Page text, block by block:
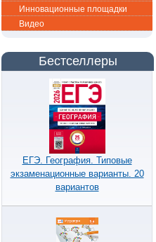
Инновационные площадки
Видео
Бестселлеры
ЕГЭ. География. Типовые
экзаменационные варианты. 20
вариантов